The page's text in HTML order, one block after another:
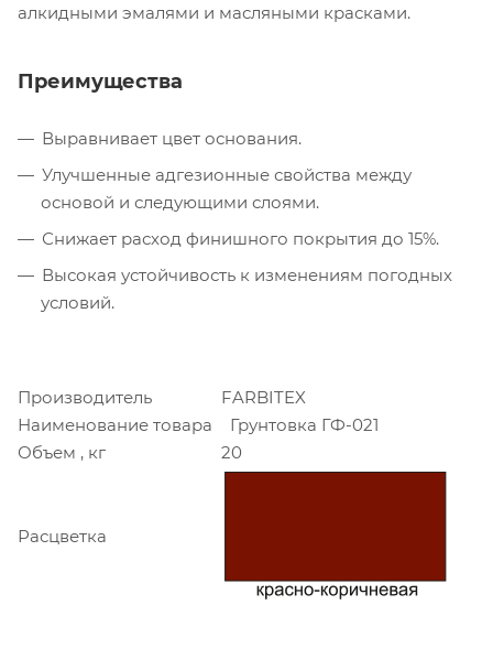
алкидными эмалями и масляными красками.
Преимущества
Выравнивает цвет основания.
Улучшенные адгезионные свойства между
основой и следующими слоями.
Снижает расход финишного покрытия до 15%.
Высокая устойчивость к изменениям погодных
условий.
Производитель
FARBITEX
Наименование товара
Грунтовка ГФ-021
Объем , кг
20
Расцветка